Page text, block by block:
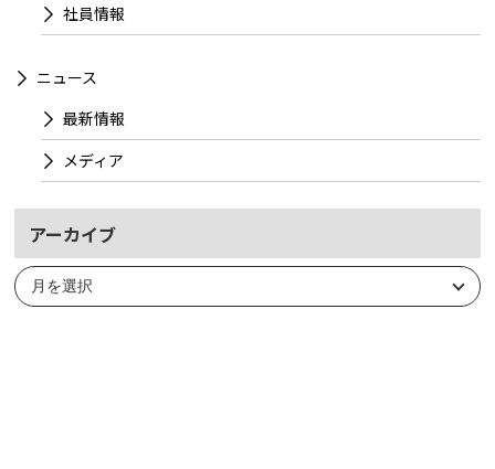
社員情報
ニュース
最新情報
メディア
アーカイブ
ア
ー